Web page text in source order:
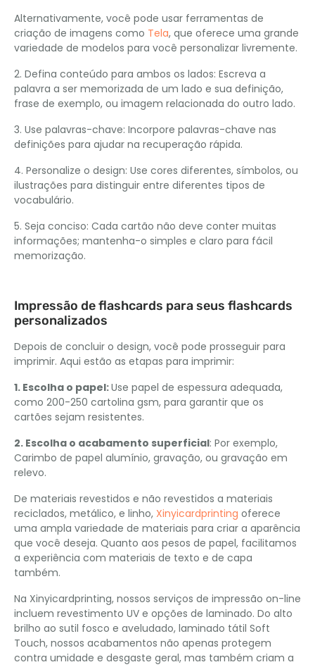
Alternativamente, você pode usar ferramentas de
criação de imagens como Tela, que oferece uma grande
variedade de modelos para você personalizar livremente.
2. Defina conteúdo para ambos os lados: Escreva a
palavra a ser memorizada de um lado e sua definição,
frase de exemplo, ou imagem relacionada do outro lado.
3. Use palavras-chave: Incorpore palavras-chave nas
definições para ajudar na recuperação rápida.
4. Personalize o design: Use cores diferentes, símbolos, ou
ilustrações para distinguir entre diferentes tipos de
vocabulário.
5. Seja conciso: Cada cartão não deve conter muitas
informações; mantenha-o simples e claro para fácil
memorização.
Impressão de flashcards para seus flashcards
personalizados
Depois de concluir o design, você pode prosseguir para
imprimir. Aqui estão as etapas para imprimir:
1. Escolha o papel:Use papel de espessura adequada,
como 200-250 cartolina gsm, para garantir que os
cartões sejam resistentes.
2. Escolha o acabamento superficial: Por exemplo,
Carimbo de papel alumínio, gravação, ou gravação em
relevo.
De materiais revestidos e não revestidos a materiais
reciclados, metálico, e linho, Xinyicardprinting oferece
uma ampla variedade de materiais para criar a aparência
que você deseja. Quanto aos pesos de papel, facilitamos
a experiência com materiais de texto e de capa
também.
Na Xinyicardprinting, nossos serviços de impressão on-line
incluem revestimento UV e opções de laminado. Do alto
brilho ao sutil fosco e aveludado, laminado tátil Soft
Touch, nossos acabamentos não apenas protegem
contra umidade e desgaste geral, mas também criam a